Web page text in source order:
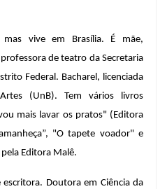
mas vive em Brasília. É mãe,
de teatro da Secretaria
Federal. Bacharel, licenciada
(UnB). Tem vários livros
mais lavar os pratos" (Editora
"O tapete voador" e
Editora Malê.
Doutora em Ciência da